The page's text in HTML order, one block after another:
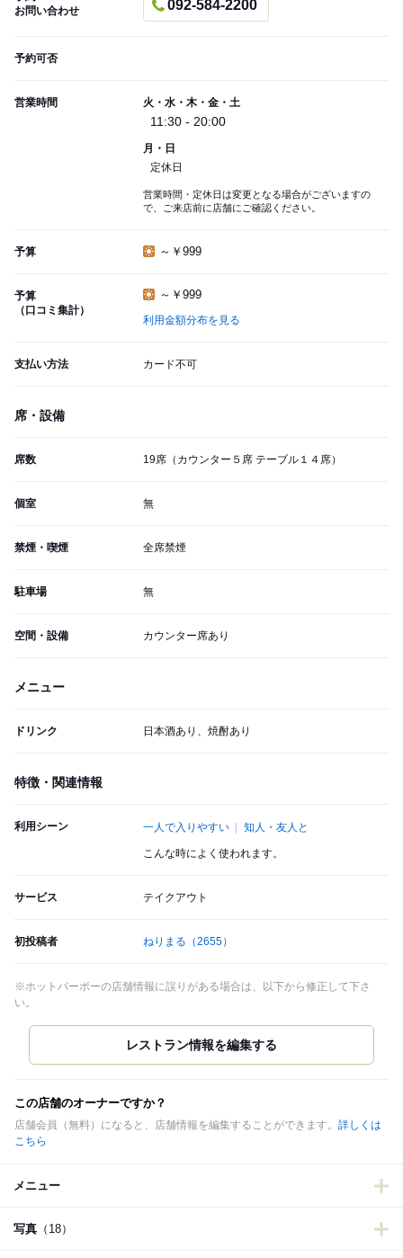
お問い合わせ
092-584-2200
予約可否
営業時間 火・水・木・金・土
11:30 - 20:00
月・日
定休日
営業時間・定休日は変更となる場合がございますの
で、ご来店前に店舗にご確認ください。
予算 ～￥999
予算
（口コミ集計）
～￥999
利用金額分布を見る
支払い方法 カード不可
席・設備
席数 19席（カウンター５席 テーブル１４席）
個室 無
禁煙・喫煙 全席禁煙
駐車場 無
空間・設備 カウンター席あり
メニュー
ドリンク 日本酒あり、焼酎あり
特徴・関連情報
利用シーン 一人で入りやすい 知人・友人と
こんな時によく使われます。
サービス テイクアウト
初投稿者 ねりまる （2655）
※ホットバーボーの店舗情報に誤りがある場合は、以下から修正して下さ
い。
この店舗のオーナーですか？
店舗会員（無料）になると、店舗情報を編集することができます。 詳しくは
こちら
メニュー
写真 （18）